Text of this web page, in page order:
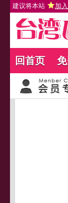
建议将本站 加
回首页